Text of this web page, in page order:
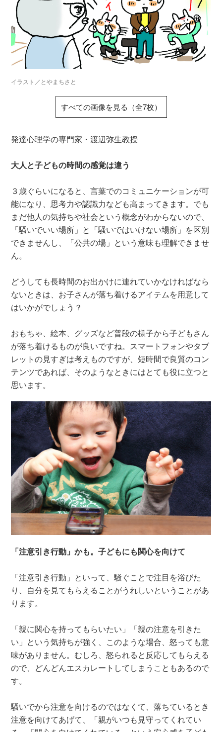
イラスト／とやまちさと
すべての画像を見る（全7枚）
発達心理学の専門家・渡辺弥生教授
大人と子どもの時間の感覚は違う
３歳ぐらいになると、言葉でのコミュニケーションが可
能になり、思考力や認識力なども高まってきます。でも
まだ他人の気持ちや社会という概念がわからないので、
「騒いでいい場所」と「騒いではいけない場所」を区別
できませんし、「公共の場」という意味も理解できませ
ん。
どうしても長時間のお出かけに連れていかなければなら
ないときは、お子さんが落ち着けるアイテムを用意して
はいかがでしょう？
おもちゃ、絵本、グッズなど普段の様子から子どもさん
が落ち着けるものが良いですね。スマートフォンやタブ
レットの見すぎは考えものですが、短時間で良質のコン
テンツであれば、そのようなときにはとても役に立つと
思います。
「注意引き行動」かも。子どもにも関心を向けて
「注意引き行動」といって、騒ぐことで注目を浴びた
り、自分を見てもらえることがうれしいということがあ
ります。
「親に関心を持ってもらいたい」「親の注意を引きた
い」という気持ちが強く、このような場合、怒っても意
味がありません。むしろ、怒られると反応してもらえる
ので、どんどんエスカレートしてしまうこともあるので
す。
騒いでから注意を向けるのではなくて、落ちているとき
注意を向けてあげて、「親がいつも見守ってくれてい